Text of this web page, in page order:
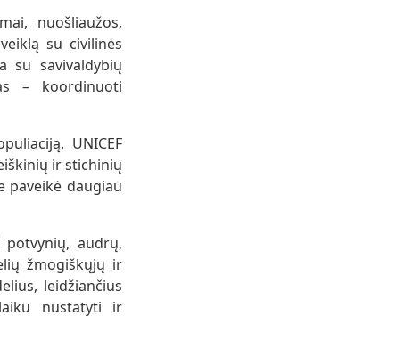
nuošliaužos,
su civilinės
su savivaldybių
– koordinuoti
UNICEF
ir stichinių
paveikė daugiau
audrų,
žmogiškųjų ir
leidžiančius
nustatyti ir